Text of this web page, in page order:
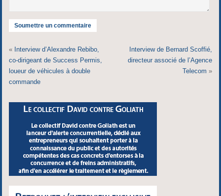
« Interview d’Alexandre Rebibo,
co-dirigeant de Success Permis,
loueur de véhicules à double
commande
Interview de Bernard Scoffié,
directeur associé de l’Agence
Telecom »